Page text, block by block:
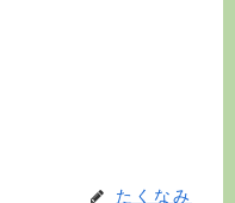
たくなみ